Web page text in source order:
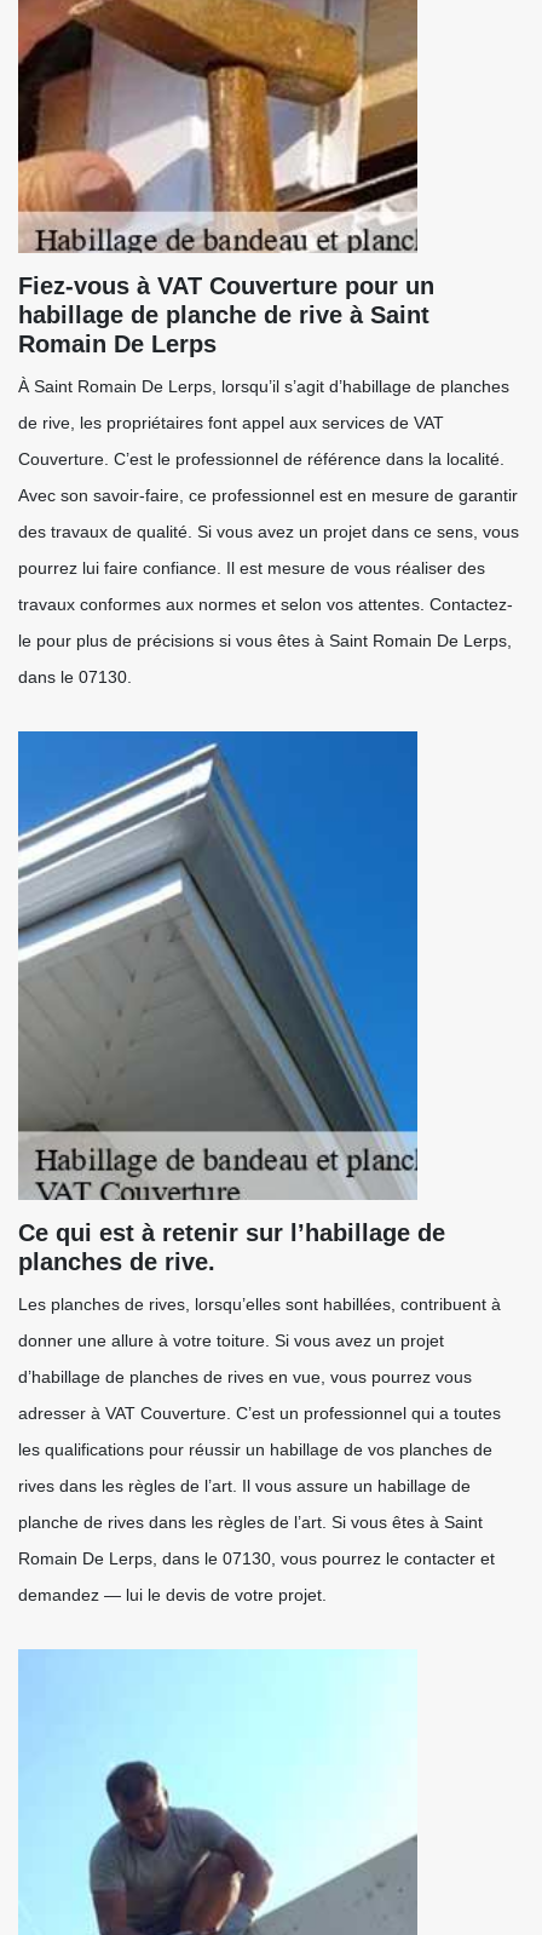
Fiez-vous à VAT Couverture pour un
habillage de planche de rive à Saint
Romain De Lerps
À Saint Romain De Lerps, lorsqu’il s’agit d’habillage de planches
de rive, les propriétaires font appel aux services de VAT
Couverture. C’est le professionnel de référence dans la localité.
Avec son savoir-faire, ce professionnel est en mesure de garantir
des travaux de qualité. Si vous avez un projet dans ce sens, vous
pourrez lui faire confiance. Il est mesure de vous réaliser des
travaux conformes aux normes et selon vos attentes. Contactez-
le pour plus de précisions si vous êtes à Saint Romain De Lerps,
dans le 07130.
Ce qui est à retenir sur l’habillage de
planches de rive.
Les planches de rives, lorsqu’elles sont habillées, contribuent à
donner une allure à votre toiture. Si vous avez un projet
d’habillage de planches de rives en vue, vous pourrez vous
adresser à VAT Couverture. C’est un professionnel qui a toutes
les qualifications pour réussir un habillage de vos planches de
rives dans les règles de l’art. Il vous assure un habillage de
planche de rives dans les règles de l’art. Si vous êtes à Saint
Romain De Lerps, dans le 07130, vous pourrez le contacter et
demandez — lui le devis de votre projet.